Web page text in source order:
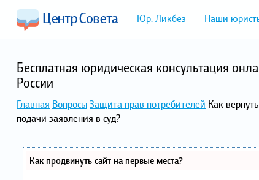
Юр. Ликбез Наши
Бесплатная юридическая консультация
России
Главная ВопросыЗащита прав потребителей Как
подачи заявления в суд?
Как продвинуть сайт на первые места?